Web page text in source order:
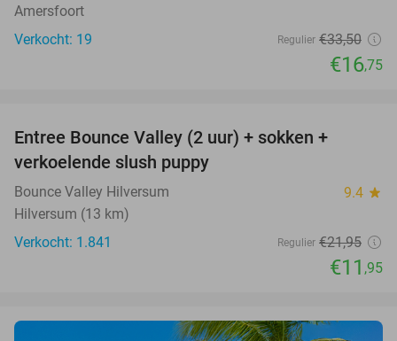
Amersfoort
Verkocht: 19
Regulier €33,50
€16,75
Entree Bounce Valley (2 uur) + sokken +
verkoelende slush puppy
Bounce Valley Hilversum 9.4 star
Hilversum (13 km)
Verkocht: 1.841
Regulier €21,95
€11 ,95